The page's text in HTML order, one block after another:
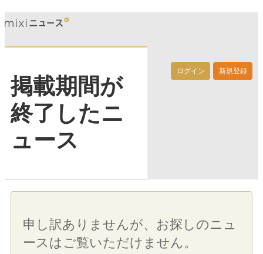
ログイン 新規登録
掲載期間が
終了したニ
ュース
申し訳ありませんが、お探しのニュ
ースはご覧いただけません。